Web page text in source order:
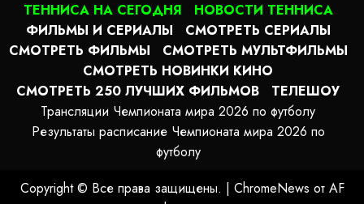
ТЕННИСА НА СЕГОДНЯ
НОВОСТИ ТЕННИСА
ФИЛЬМЫ И СЕРИАЛЫ
СМОТРЕТЬ СЕРИАЛЫ
СМОТРЕТЬ ФИЛЬМЫ
СМОТРЕТЬ МУЛЬТФИЛЬМЫ
СМОТРЕТЬ НОВИНКИ КИНО
СМОТРЕТЬ 250 ЛУЧШИХ ФИЛЬМОВ
ТЕЛЕШОУ
Трансляции Чемпионата мира 2026 по футболу
Результаты расписание Чемпионата мира 2026 по
футболу
Copyright © Все права защищены. | ChromeNews от AF